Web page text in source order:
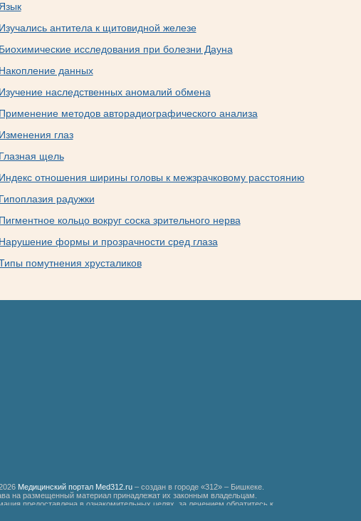
Язык
Изучались антитела к щитовидной железе
Биохимические исследования при болезни Дауна
Накопление данных
Изучение наследственных аномалий обмена
Применение методов авторадиографического анализа
Изменения глаз
Глазная щель
Индекс отношения ширины головы к межзрачковому расстоянию
Гипоплазия радужки
Пигментное кольцо вокруг соска зрительного нерва
Нарушение формы и прозрачности сред глаза
помутнения хрусталиков
Медицинский портал Med312.ru – создан в городе «312» – Бишкеке.
на размещенный материал принадлежат их законным владельцам.
предоставлена в ознакомительных целях, за лечением обратитесь к